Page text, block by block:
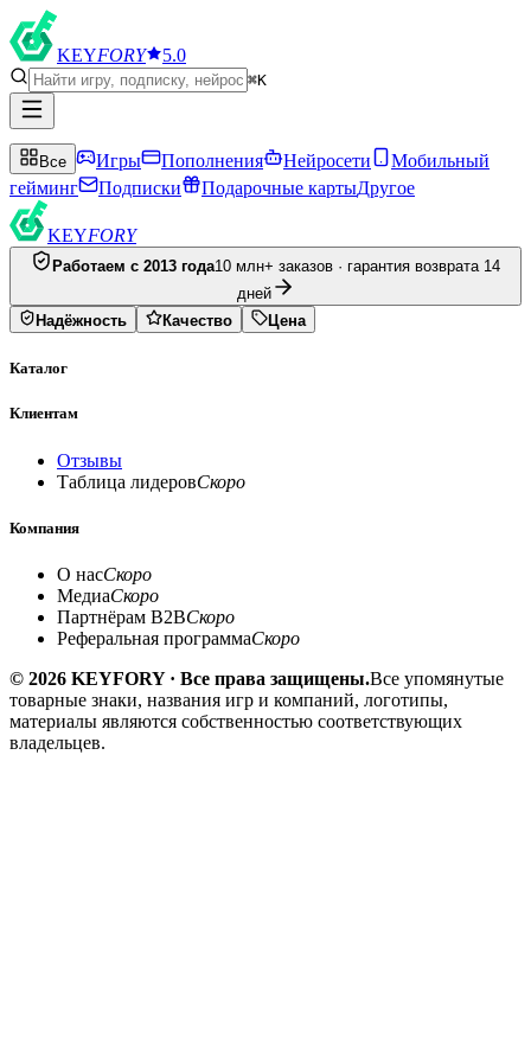
KEYFORY 5.0
⌘K
Все Игры Пополнения Нейросети
Мобильный
гейминг
Подписки Подарочные картыДругое
KEYFORY
Работаем с 2013 года10 млн+ заказов · гарантия возврата 14
дней
Надёжность
Качество Цена
Каталог
Клиентам
Отзывы
Таблица лидеровСкоро
Компания
О насСкоро
МедиаСкоро
Партнёрам B2BСкоро
Реферальная программаСкоро
© 2026 KEYFORY · Все права защищены.Все упомянутые
товарные знаки, названия игр и компаний, логотипы,
материалы являются собственностью соответствующих
владельцев.